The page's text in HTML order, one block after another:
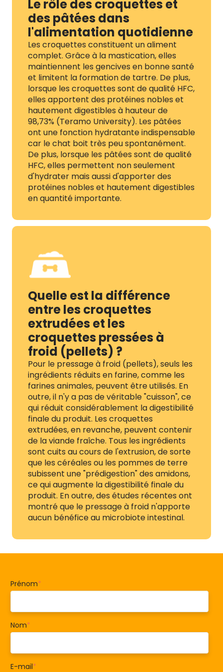
Le rôle des croquettes et
des pâtées dans
l'alimentation quotidienne
Les croquettes constituent un aliment
complet. Grâce à la mastication, elles
maintiennent les gencives en bonne santé
et limitent la formation de tartre. De plus,
lorsque les croquettes sont de qualité HFC,
elles apportent des protéines nobles et
hautement digestibles à hauteur de
98,73% (Teramo University). Les pâtées
ont une fonction hydratante indispensable
car le chat boit très peu spontanément.
De plus, lorsque les pâtées sont de qualité
HFC, elles permettent non seulement
d'hydrater mais aussi d'apporter des
protéines nobles et hautement digestibles
en quantité importante.
Quelle est la différence
entre les croquettes
extrudées et les
croquettes pressées à
froid (pellets) ?
Pour le pressage à froid (pellets), seuls les
ingrédients réduits en farine, comme les
farines animales, peuvent être utilisés. En
outre, il n'y a pas de véritable "cuisson", ce
qui réduit considérablement la digestibilité
finale du produit. Les croquettes
extrudées, en revanche, peuvent contenir
de la viande fraîche. Tous les ingrédients
sont cuits au cours de l'extrusion, de sorte
que les céréales ou les pommes de terre
subissent une "prédigestion" des amidons,
ce qui augmente la digestibilité finale du
produit. En outre, des études récentes ont
montré que le pressage à froid n'apporte
aucun bénéfice au microbiote intestinal.
Prénom*
Nom*
E-mail*